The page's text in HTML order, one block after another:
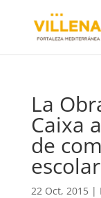
La
Caixa
de
22 Oct, 2015|